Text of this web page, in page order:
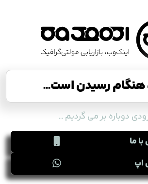
هنگام رسیدن است...
دوباره بر می گردیم ...
ما
اپ